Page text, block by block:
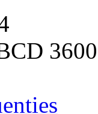
3600